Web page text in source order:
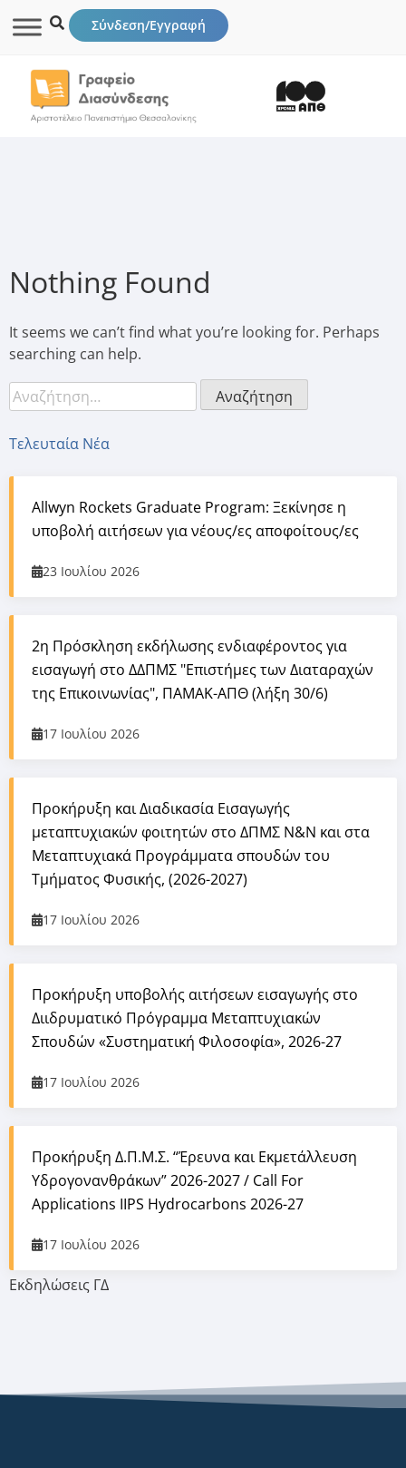
Σύνδεση/Εγγραφή
Nothing Found
It seems we can’t find what you’re looking for. Perhaps
searching can help.
Τελευταία Νέα
Εκδηλώσεις ΓΔ
Allwyn Rockets Graduate Program: Ξεκίνησε η
υποβολή αιτήσεων για νέους/ες αποφοίτους/ες
23 Ιουλίου 2026
2η Πρόσκληση εκδήλωσης ενδιαφέροντος για
εισαγωγή στο ΔΔΠΜΣ "Επιστήμες των Διαταραχών
της Επικοινωνίας", ΠΑΜΑΚ-ΑΠΘ (λήξη 30/6)
17 Ιουλίου 2026
Προκήρυξη και Διαδικασία Εισαγωγής
μεταπτυχιακών φοιτητών στο ΔΠΜΣ Ν&Ν και στα
Μεταπτυχιακά Προγράμματα σπουδών του
Τμήματος Φυσικής, (2026-2027)
17 Ιουλίου 2026
Προκήρυξη υποβολής αιτήσεων εισαγωγής στο
Διιδρυματικό Πρόγραμμα Μεταπτυχιακών
Σπουδών «Συστηματική Φιλοσοφία», 2026-27
17 Ιουλίου 2026
Προκήρυξη Δ.Π.Μ.Σ. “Έρευνα και Εκμετάλλευση
Υδρογονανθράκων” 2026-2027 / Call For
Applications IIPS Hydrocarbons 2026-27
17 Ιουλίου 2026